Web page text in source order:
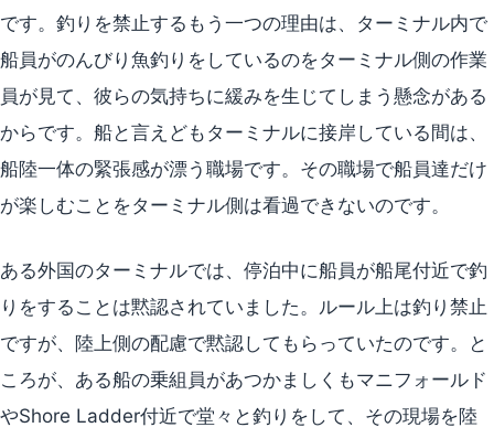
です。釣りを禁止するもう一つの理由は、ターミナル内で
船員がのんびり魚釣りをしているのをターミナル側の作業
員が見て、彼らの気持ちに緩みを生じてしまう懸念がある
からです。船と言えどもターミナルに接岸している間は、
船陸一体の緊張感が漂う職場です。その職場で船員達だけ
が楽しむことをターミナル側は看過できないのです。
ある外国のターミナルでは、停泊中に船員が船尾付近で釣
りをすることは黙認されていました。ルール上は釣り禁止
ですが、陸上側の配慮で黙認してもらっていたのです。と
ころが、ある船の乗組員があつかましくもマニフォールド
やShore Ladder付近で堂々と釣りをして、その現場を陸